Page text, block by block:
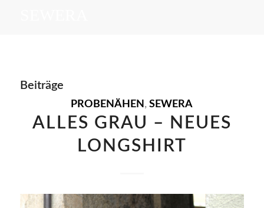
Beiträge
PROBENÄHEN ,SEWERA
ALLES GRAU – NEUES
LONGSHIRT